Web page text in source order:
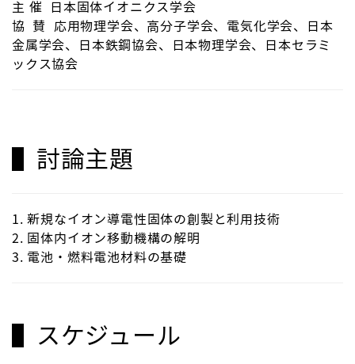
主 催 日本固体イオニクス学会
協 賛 応用物理学会、高分子学会、電気化学会、日本
金属学会、日本鉄鋼協会、日本物理学会、日本セラミ
ックス協会
▌討論主題
1. 新規なイオン導電性固体の創製と利用技術
2. 固体内イオン移動機構の解明
3. 電池・燃料電池材料の基礎
▌スケジュール